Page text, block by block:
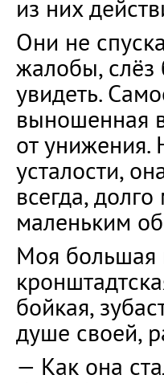
из них
Они не
жалобы, слёз
увидеть.
выношенная
от унижения.
усталости,
всегда,
маленьким
Моя большая
бойкая,
душе своей,
— Как она